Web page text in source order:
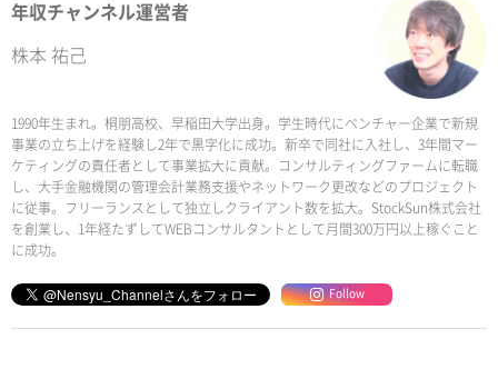
年収チャンネル運営者
株本 祐己
1990年生まれ。桐朋高校、早稲田大学出身。学生時代にベンチャー企業で新規
事業の立ち上げを経験し2年で黒字化に成功。新卒で同社に入社し、3年間マー
ケティングの責任者として事業拡大に貢献。コンサルティングファームに転職
し、大手金融機関の管理会計業務支援やネットワーク更改などのプロジェクト
に従事。フリーランスとして独立しクライアント数を拡大。StockSun株式会社
を創業し、1年経たずしてWEBコンサルタントとして月間300万円以上稼ぐこと
に成功。
Follow